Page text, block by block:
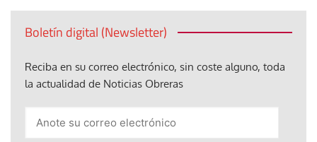
Boletín digital (Newsletter)
Reciba en su correo electrónico, sin coste alguno, toda
la actualidad de Noticias Obreras